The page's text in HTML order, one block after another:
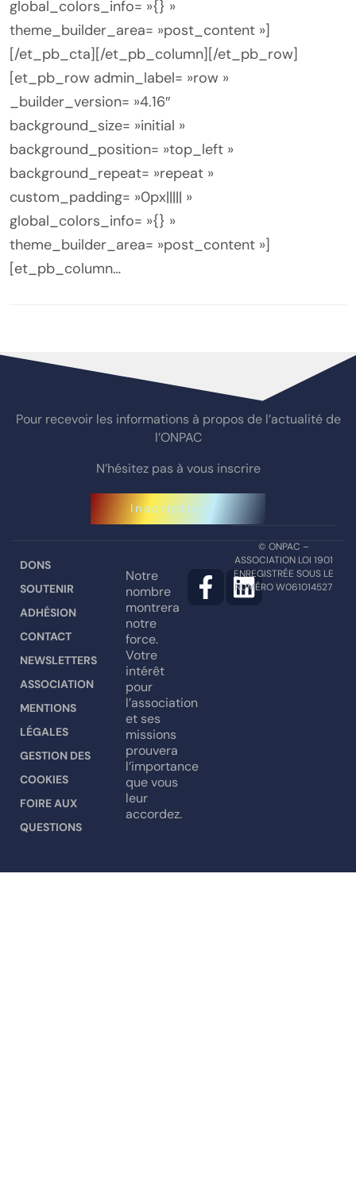
global_colors_info= »{} »
theme_builder_area= »post_content »]
[/et_pb_cta][/et_pb_column][/et_pb_row]
[et_pb_row admin_label= »row »
_builder_version= »4.16″
background_size= »initial »
background_position= »top_left »
background_repeat= »repeat »
custom_padding= »0px||||| »
global_colors_info= »{} »
theme_builder_area= »post_content »]
[et_pb_column…
Pour recevoir les informations à propos de l’actualité de
l’ONPAC
N’hésitez pas à vous inscrire
Inscription
DONS
SOUTENIR
ADHÉSION
CONTACT
NEWSLETTERS
ASSOCIATION
MENTIONS
LÉGALES
GESTION DES
COOKIES
FOIRE AUX
QUESTIONS
Notre
nombre
montrera
notre
force.
Votre
intérêt
pour
l’association
et ses
missions
prouvera
l’importance
que vous
leur
accordez.
© ONPAC –
ASSOCIATION LOI 1901
ENREGISTRÉE SOUS LE
NUMÉRO W061014527